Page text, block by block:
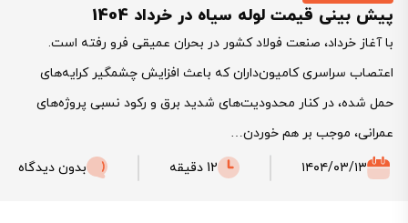
پیش بینی قیمت لوله سیاه در خرداد 1404
با آغاز خرداد، صنعت فولاد کشور در بحران عمیقی فرو رفته است.
اعتصاب سراسری کامیون‌داران که باعث افزایش چشمگیر کرایه‌های
حمل شده، در کنار محدودیت‌های شدید برق و رکود نسبی پروژه‌های
عمرانی، موجب بر هم خوردن…
۱۴۰۴/۰۳/۱۳
12 دقیقه بدون دیدگاه